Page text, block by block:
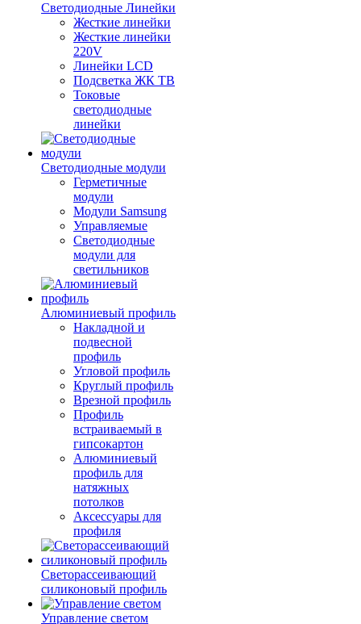
Светодиодные Линейки
Жесткие линейки
Жесткие линейки
220V
Линейки LCD
Подсветка ЖК ТВ
Токовые
светодиодные
линейки
Светодиодные модули
Герметичные
модули
Модули Samsung
Управляемые
Светодиодные
модули для
светильников
Алюминиевый профиль
Накладной и
подвесной
профиль
Угловой профиль
Круглый профиль
Врезной профиль
Профиль
встраиваемый в
гипсокартон
Алюминиевый
профиль для
натяжных
потолков
Аксессуары для
профиля
Светорассеивающий
силиконовый профиль
Управление светом